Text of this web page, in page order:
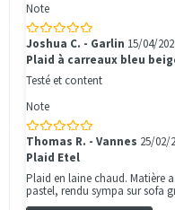
Note
Joshua C. - Garlin 15/04/
Plaid à carreaux bleu
Testé et content
Note
Thomas R. - Vannes 25/02/
Plaid Etel
Plaid en laine chaud. Matière
pastel, rendu sympa sur sofa